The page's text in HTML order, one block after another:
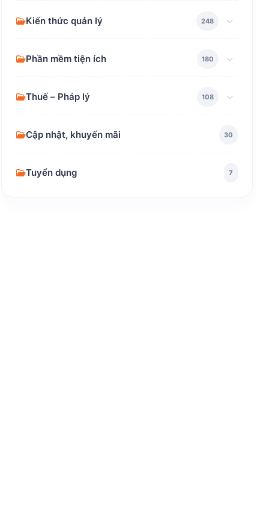
Kiến thức quản lý 248
Phần mềm tiện ích 180
Thuế – Pháp lý 108
Cập nhật, khuyến mãi 30
Tuyển dụng 7